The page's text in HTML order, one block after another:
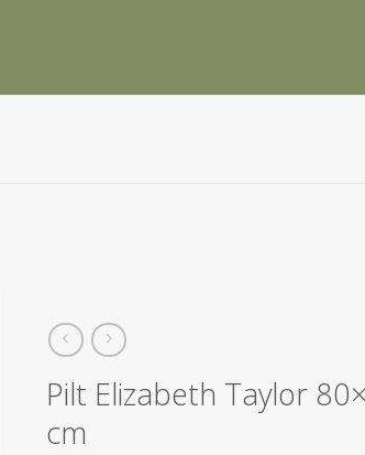
Pilt Elizabeth Taylor
cm